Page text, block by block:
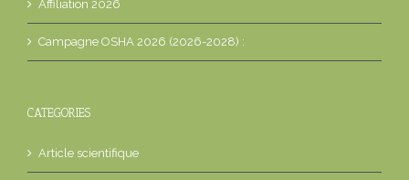
Affiliation 2026
Campagne OSHA 2026 (2026-2028) :
CATEGORIES
Article scientifique